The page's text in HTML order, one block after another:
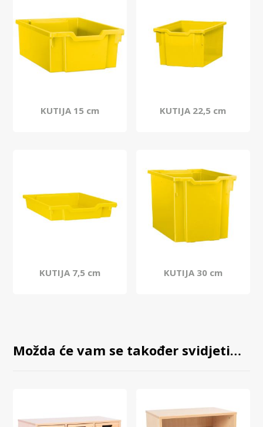
KUTIJA 15 cm KUTIJA 22,5 cm
KUTIJA 7,5 cm KUTIJA 30 cm
Možda će vam se također svidjeti…